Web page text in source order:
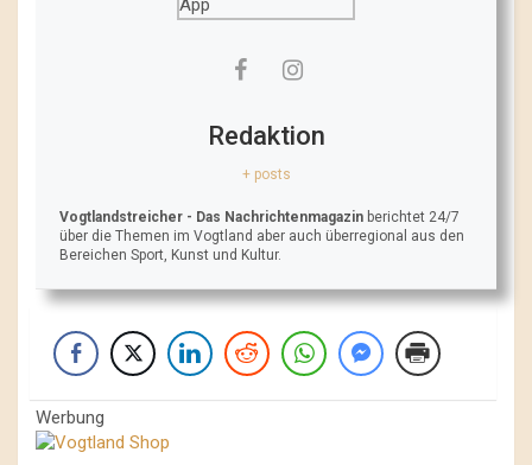
Redaktion
+ posts
Vogtlandstreicher - Das Nachrichtenmagazin berichtet 24/7
über die Themen im Vogtland aber auch überregional aus den
Bereichen Sport, Kunst und Kultur.
Werbung